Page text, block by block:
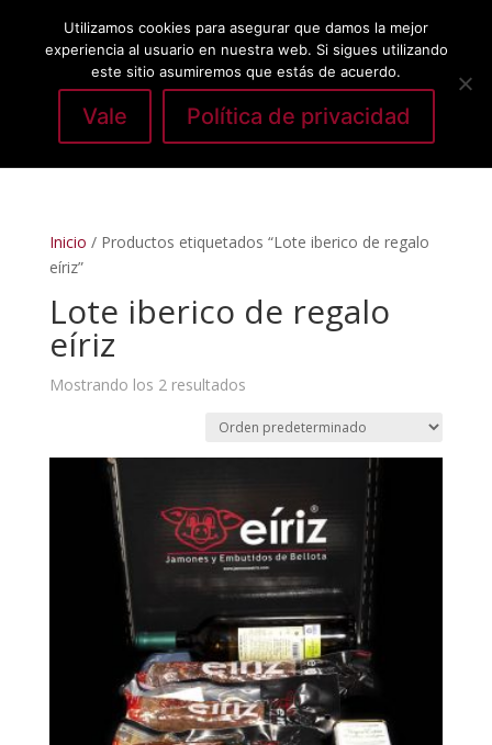
Seleccionar página
Inicio / Productos etiquetados “Lote iberico de regalo
eíriz”
Lote iberico de regalo
eíriz
Mostrando los 2 resultados
Utilizamos cookies para asegurar que damos la mejor
experiencia al usuario en nuestra web. Si sigues utilizando
este sitio asumiremos que estás de acuerdo.
Vale Política de privacidad